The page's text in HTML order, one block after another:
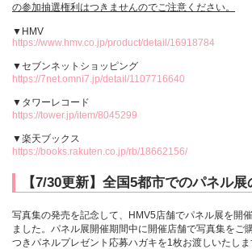
の参加抽選権利はつきませんのでご注意ください。
▼HMV
https://www.hmv.co.jp/product/detail/16918784
▼セブンネットショッピング
https://7net.omni7.jp/detail/1107716640
▼タワーレコード
https://tower.jp/item/8045299
▼楽天ブックス
https://books.rakuten.co.jp/rb/18662156/
【7/30更新】全国5都市でのパネル展
写真集の発売を記念して、HMV5店舗でパネル展を開
ました。パネル展開催期間中に開催店舗で写真集をご
つきパネルプレゼント応募ハガキを1枚お渡しいたし